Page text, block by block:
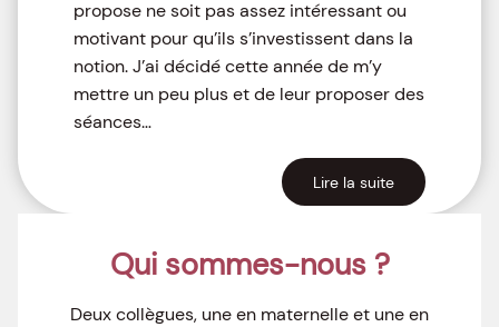
propose ne soit pas assez intéressant ou
motivant pour qu’ils s’investissent dans la
notion. J’ai décidé cette année de m’y
mettre un peu plus et de leur proposer des
séances…
Lire la suite
Qui sommes-nous ?
Deux collègues, une en maternelle et une en